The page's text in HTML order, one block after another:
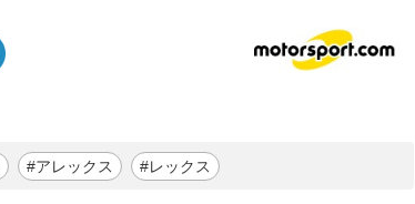
#アレックス #レックス